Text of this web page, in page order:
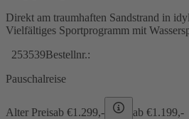
Direkt am traumhaften Sandstrand in
Vielfältiges Sportprogramm mit
253539Bestellnr.:
Pauschalreise
Alter Preisab €1.299,- ab €1.199,-